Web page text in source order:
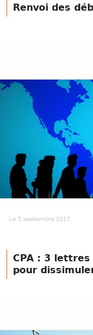
Renvoi des
Le 5 septembre 2017
CPA : 3 lettres
pour